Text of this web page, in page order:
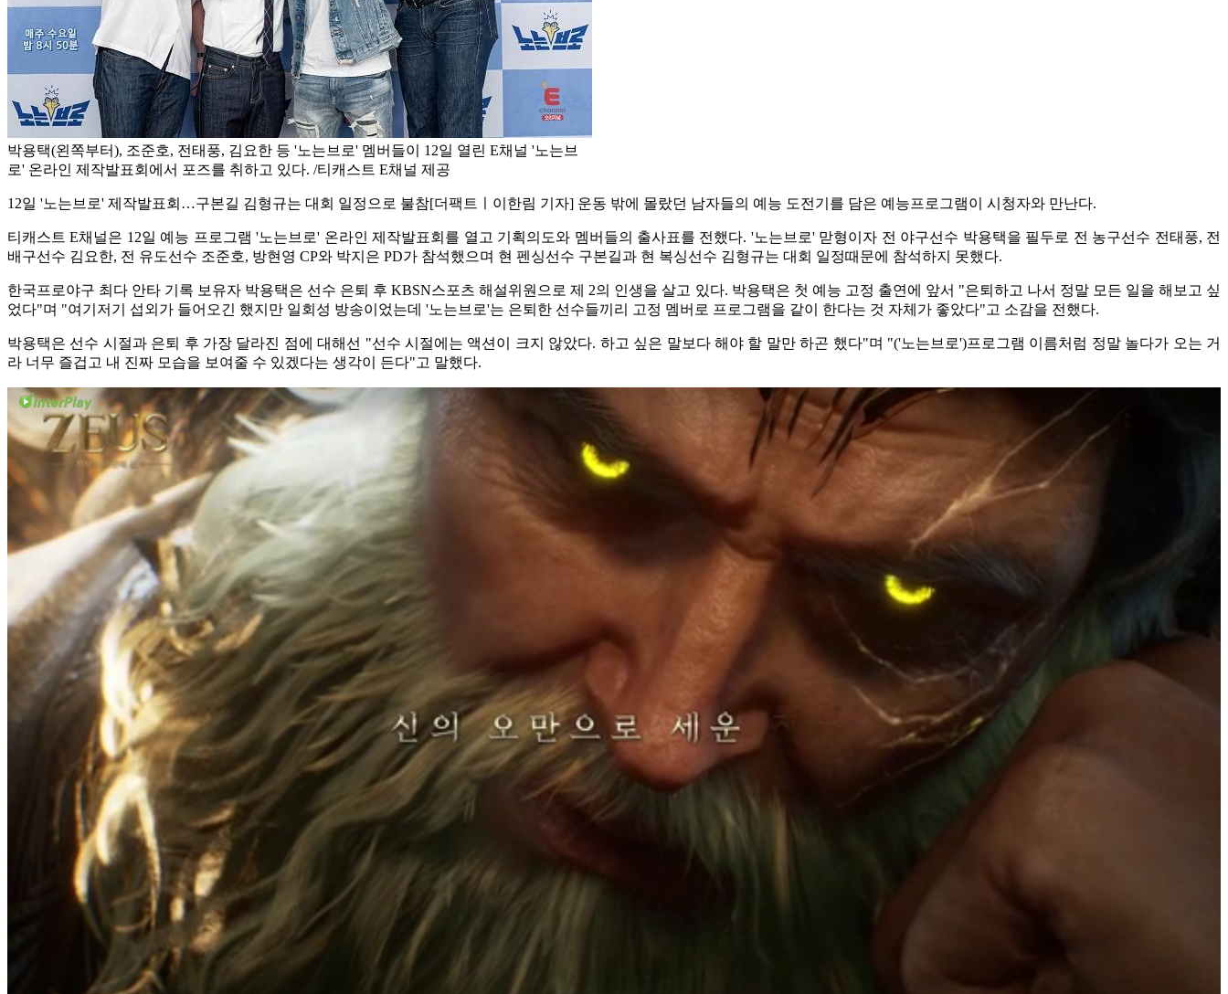
박용택(왼쪽부터), 조준호, 전태풍, 김요한 등 '노는브로' 멤버들이 12일 열린 E채널 '노는브
로' 온라인 제작발표회에서 포즈를 취하고 있다. /티캐스트 E채널 제공
12일 '노는브로' 제작발표회…구본길 김형규는 대회 일정으로 불참[더팩트ㅣ이한림 기자] 운동 밖에 몰랐던 남자들의 예능 도전기를 담은 예능프로그램이 시청자와 만난다.
티캐스트 E채널은 12일 예능 프로그램 '노는브로' 온라인 제작발표회를 열고 기획의도와 멤버들의 출사표를 전했다. '노는브로' 맏형이자 전 야구선수 박용택을 필두로 전 농구선수 전태풍, 전
배구선수 김요한, 전 유도선수 조준호, 방현영 CP와 박지은 PD가 참석했으며 현 펜싱선수 구본길과 현 복싱선수 김형규는 대회 일정때문에 참석하지 못했다.
한국프로야구 최다 안타 기록 보유자 박용택은 선수 은퇴 후 KBSN스포츠 해설위원으로 제 2의 인생을 살고 있다. 박용택은 첫 예능 고정 출연에 앞서 "은퇴하고 나서 정말 모든 일을 해보고 싶
었다"며 "여기저기 섭외가 들어오긴 했지만 일회성 방송이었는데 '노는브로'는 은퇴한 선수들끼리 고정 멤버로 프로그램을 같이 한다는 것 자체가 좋았다"고 소감을 전했다.
박용택은 선수 시절과 은퇴 후 가장 달라진 점에 대해선 "선수 시절에는 액션이 크지 않았다. 하고 싶은 말보다 해야 할 말만 하곤 했다"며 "('노는브로')프로그램 이름처럼 정말 놀다가 오는 거
라 너무 즐겁고 내 진짜 모습을 보여줄 수 있겠다는 생각이 든다"고 말했다.